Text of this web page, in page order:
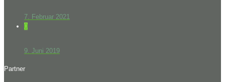
7. Februar 2021
0
9. Juni 2019
Partner